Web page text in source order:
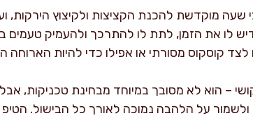
כשעה ו-45 דקות: כחצי שעה מוקדשת להכנת הקציצות ולקיצוץ
לו את הזמן, לתת לו להתרכך ולהעמיק
קוסקוס מסורתי או אפילו כדי להיות הארוחה
– הוא לא מסובך במיוחד מבחינת טכניקות,
ולשמור על הלהבה נמוכה לאורך כל הבישול.